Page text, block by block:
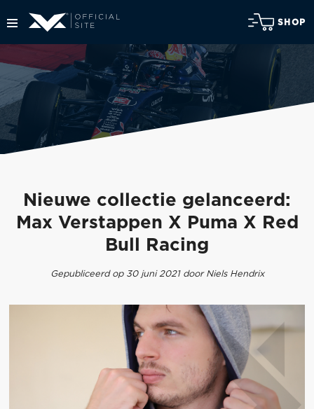
SHOP
Nieuwe collectie gelanceerd:
Max Verstappen X Puma X Red
Bull Racing
Gepubliceerd op 30 juni 2021 door Niels Hendrix